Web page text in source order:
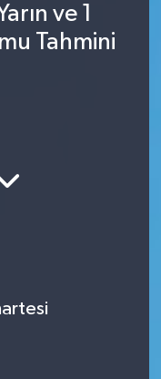
ve 1
Tahmini